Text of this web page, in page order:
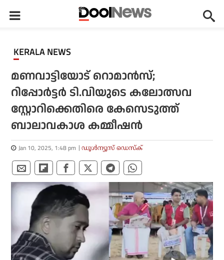
KERALA NEWS
മണവാട്ടിയോട് റൊമാന്‍സ്;
റിപ്പോര്‍ട്ടര്‍ ടി.വിയുടെ കലോത്സവ
സ്റ്റോറിക്കെതിരെ കേസെടുത്ത്
ബാലാവകാശ കമ്മീഷന്‍
Jan 10, 2025, 1:48 pm ഡൂള്‍ന്യൂസ് ഡെസ്‌ക്